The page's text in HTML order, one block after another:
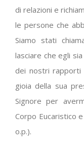
di relazioni e
le persone che
Siamo stati
lasciare che egli
dei nostri rapporti
gioia della sua
Signore per
Corpo Eucaristico
o.p.).